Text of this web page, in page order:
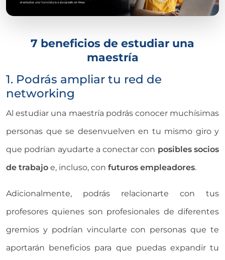
7 beneficios de estudiar una
maestría
1. Podrás ampliar tu red de
networking
Al estudiar una maestría podrás conocer muchísimas
personas que se desenvuelven en tu mismo giro y
que podrían ayudarte a conectar con posibles socios
de trabajo e, incluso, con futuros empleadores.
Adicionalmente, podrás relacionarte con tus
profesores quienes son profesionales de diferentes
gremios y podrían vincularte con personas que te
aportarán beneficios para que puedas expandir tu